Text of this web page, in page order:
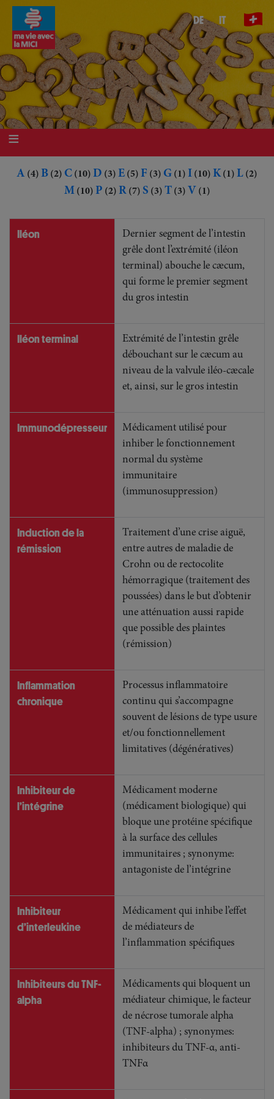
Aller
contenu
principal
DE IT
A (4) B (2) C (10) D (3) E (5) F (3) G (1) I (10) K(1) L (2)
M(10) P (2) R(7) S (3) T(3) V (1)
Iléon
Dernier segment de l’intestin
grêle dont l’extrémité (iléon
terminal) abouche le cæcum,
qui forme le premier segment
du gros intestin
Iléon terminal
Extrémité de l’intestin grêle
débouchant sur le cæcum au
niveau de la valvule iléo-cæcale
et, ainsi, sur le gros intestin
Immunodépresseur
Médicament utilisé pour
inhiber le fonctionnement
normal du système
immunitaire
(immunosuppression)
Induction de la
rémission
Traitement d’une crise aiguë,
entre autres de maladie de
Crohn ou de rectocolite
hémorragique (traitement des
poussées) dans le but d’obtenir
une atténuation aussi rapide
que possible des plaintes
(rémission)
Inflammation
chronique
Processus inflammatoire
continu qui s’accompagne
souvent de lésions de type usure
et/ou fonctionnellement
limitatives (dégénératives)
Inhibiteur de
l’intégrine
Médicament moderne
(médicament biologique) qui
bloque une protéine spécifique
à la surface des cellules
immunitaires ; synonyme:
antagoniste de l’intégrine
Inhibiteur
d’interleukine
Médicament qui inhibe l’effet
de médiateurs de
l’inflammation spécifiques
Inhibiteurs du TNF-
alpha
Médicaments qui bloquent un
médiateur chimique, le facteur
de nécrose tumorale alpha
(TNF-alpha) ; synonymes:
inhibiteurs du TNF-α, anti-
TNFα